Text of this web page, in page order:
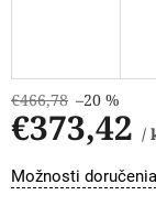
€466,78 –20 %
€373,42 /
Jednotková
cena:
Možnosti doručenia